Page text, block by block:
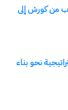
من كورش إلى
خطوة استراتيجية نحو بناء